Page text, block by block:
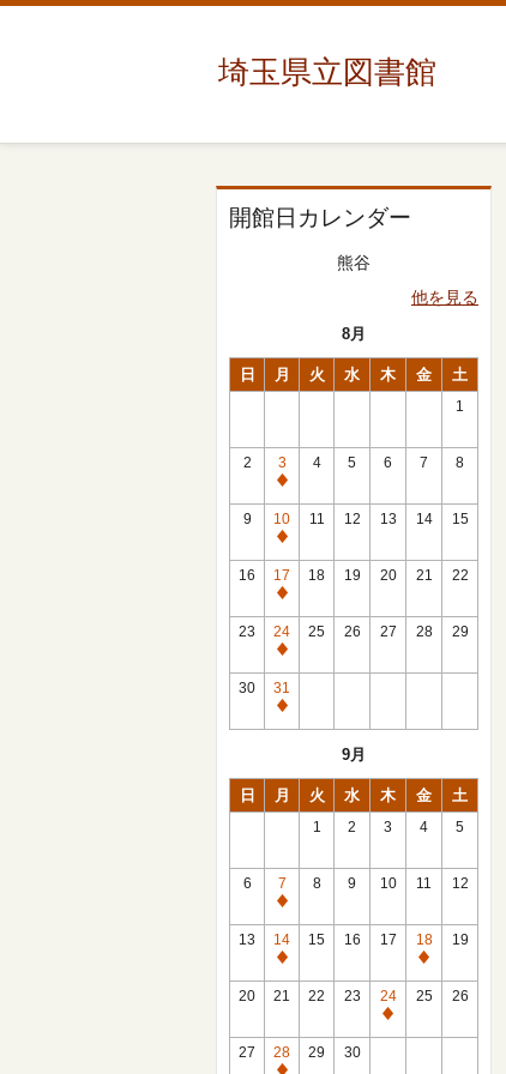
埼玉県立図書館
開館日カレンダー
熊谷
他を見る
8月
日 月 火 水 木 金 土
1
2
3
休
館
日
4 5 6 7 8
9
10
休
館
日
11 12 13 14 15
16
17
休
館
日
18 19 20 21 22
23
24
休
館
日
25 26 27 28 29
30
31
休
9月
日 月 火 水 木 金 土
1 2 3 4 5
6
7
休
館
日
8 9 10 11 12
13
14
休
館
15 16 17
18
休
館
19
20 21 22 23
24
休
25 26
27
28
29 30